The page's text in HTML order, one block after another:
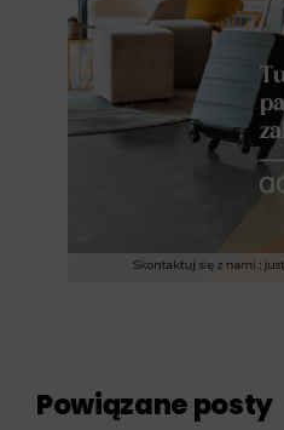
Powiązane posty